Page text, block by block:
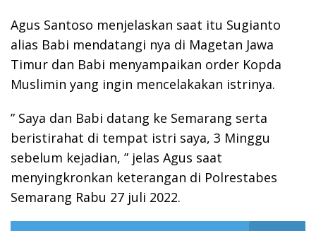
Agus Santoso menjelaskan saat itu Sugianto
alias Babi mendatangi nya di Magetan Jawa
Timur dan Babi menyampaikan order Kopda
Muslimin yang ingin mencelakakan istrinya.
” Saya dan Babi datang ke Semarang serta
beristirahat di tempat istri saya, 3 Minggu
sebelum kejadian, ” jelas Agus saat
menyingkronkan keterangan di Polrestabes
Semarang Rabu 27 juli 2022.